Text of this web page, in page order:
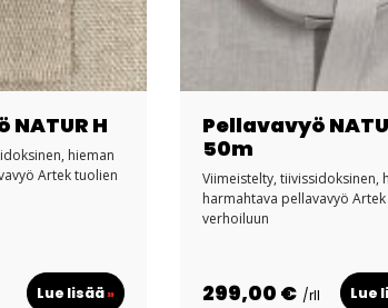
H
hieman
Artek tuolien
Lue lisää»
Pellavavyö
50m
Viimeistelty, tiivissidoksinen,
harmahtava pellavavyö
verhoiluun
299,00 € /rll Lue